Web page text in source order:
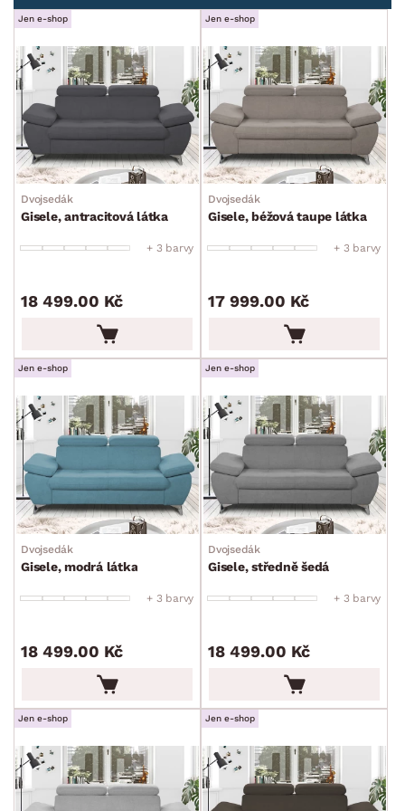
Jen e-shop
Dvojsedák
Gisele, antracitová látka
+ 3 barvy
18 499.00 Kč
Jen e-shop
Dvojsedák
Gisele, béžová taupe látka
+ 3 barvy
17 999.00 Kč
Jen e-shop
Dvojsedák
Gisele, modrá látka
+ 3 barvy
18 499.00 Kč
Jen e-shop
Dvojsedák
Gisele, středně šedá
+ 3 barvy
18 499.00 Kč
Jen e-shop Jen e-shop